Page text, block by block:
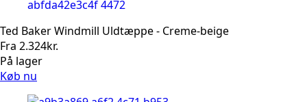
Ted Baker Windmill Uldtæppe - Creme-beige
Fra 2.324kr.
På lager
Køb nu